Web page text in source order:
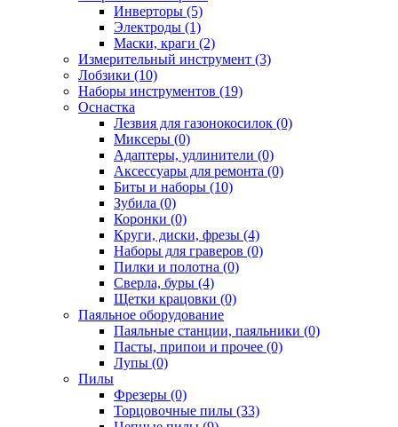
Инверторы (5)
Электроды (1)
Маски, краги (2)
Измерительный инструмент (3)
Лобзики (10)
Наборы инструментов (19)
Оснастка
Лезвия для газонокосилок (0)
Миксеры (0)
Адаптеры, удлинители (0)
Аксессуары для ремонта (0)
Биты и наборы (10)
Зубила (0)
Коронки (0)
Круги, диски, фрезы (4)
Наборы для граверов (0)
Пилки и полотна (0)
Сверла, буры (4)
Щетки крацовки (0)
Паяльное оборудование
Паяльные станции, паяльники (0)
Пасты, припои и прочее (0)
Лупы (0)
Пилы
Фрезеры (0)
Торцовочные пилы (33)